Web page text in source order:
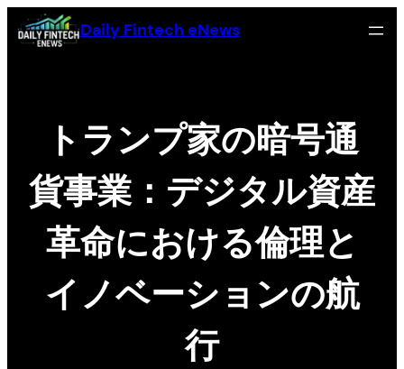
Skip
to
Daily Fintech eNews
トランプ家の暗号通
貨事業：デジタル資産
革命における倫理と
イノベーションの航
行